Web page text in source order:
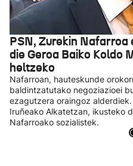
PSN, Zurekin Nafarroa
die Geroa Baiko Koldo
heltzeko
Nafarroan, hauteskunde
baldintzatutako negoziazioei
ezagutzera oraingoz
Iruñeako Alkatetzan, ikusteko
Nafarroako sozialistek.